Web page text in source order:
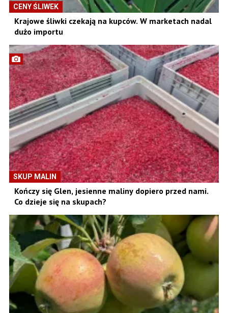
CENY ŚLIWEK
Krajowe śliwki czekają na kupców. W marketach nadal
dużo importu
SKUP MALIN
Kończy się Glen, jesienne maliny dopiero przed nami.
Co dzieje się na skupach?